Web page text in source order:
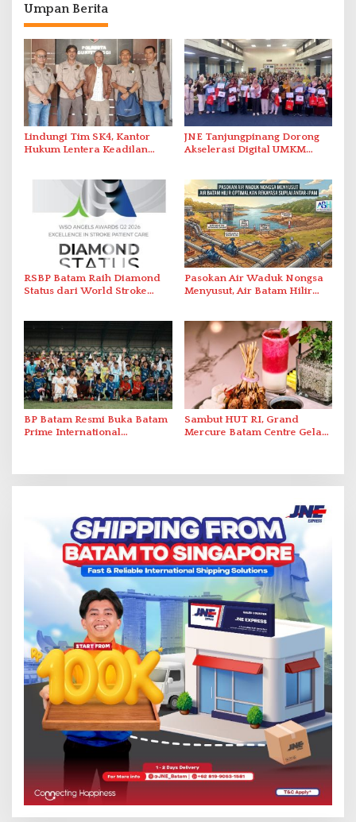
Umpan Berita
Lindungi Tim SK4, Kantor
Hukum Lentera Keadilan
Bukik Batarah
JNE Tanjungpinang Dorong
Akselerasi Digital UMKM
RSBP Batam Raih Diamond
Status dari World Stroke
Berstandar Internasional
Pasokan Air Waduk Nongsa
Menyusut, Air Batam Hilir
BP Batam Resmi Buka Batam
Prime International
Sambut HUT RI, Grand
Mercure Batam Centre Gelar